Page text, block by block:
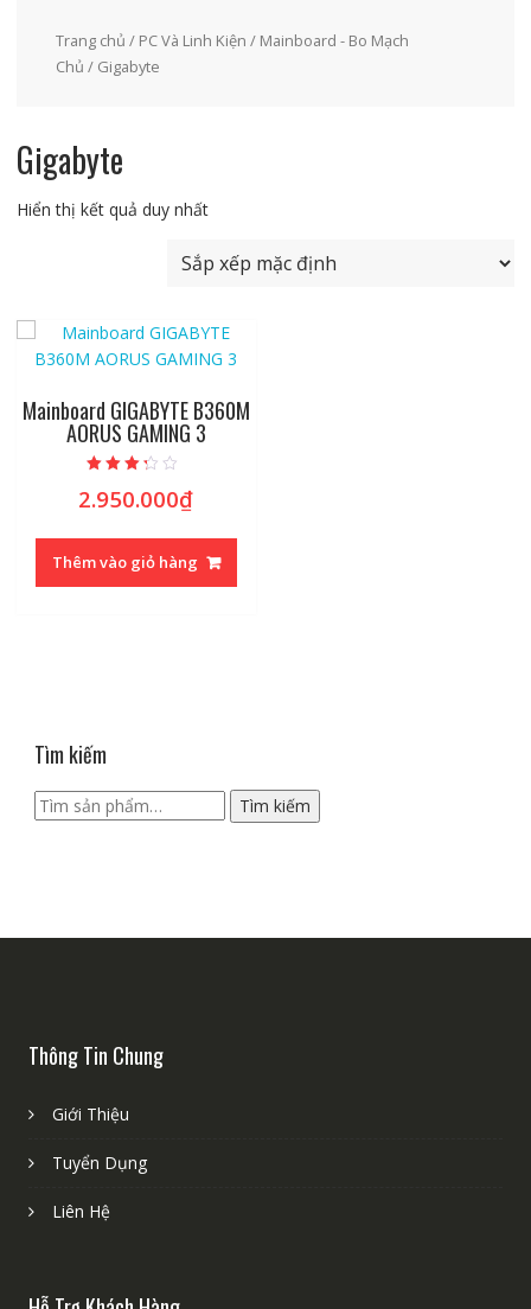
Trang chủ / PC Và Linh Kiện / Mainboard - Bo Mạch
Chủ / Gigabyte
Gigabyte
Hiển thị kết quả duy nhất
Mainboard GIGABYTE B360M
AORUS GAMING 3
hạng
3.02
2.950.000₫
Thêm vào giỏ hàng
Tìm kiếm
Tìm
kiếm:
Tìm kiếm
Thông Tin Chung
Giới Thiệu
Tuyển Dụng
Liên Hệ